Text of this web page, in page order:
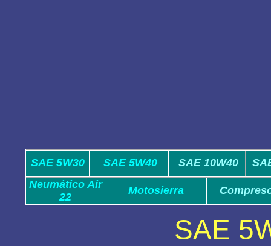
SAE 5W30 SAE 5W40 SAE 10W40
Neumático Air
22
Motosierra
SAE 5W/